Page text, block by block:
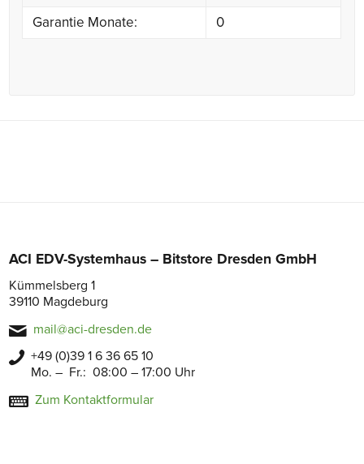
Garantie Monate:
0
ACI EDV-Systemhaus – Bitstore Dresden GmbH
Kümmelsberg 1
39110 Magdeburg
mail@aci-dresden.de
+49 (0)39 1 6 36 65 10
Mo. – Fr.: 08:00 – 17:00 Uhr
Zum Kontaktformular